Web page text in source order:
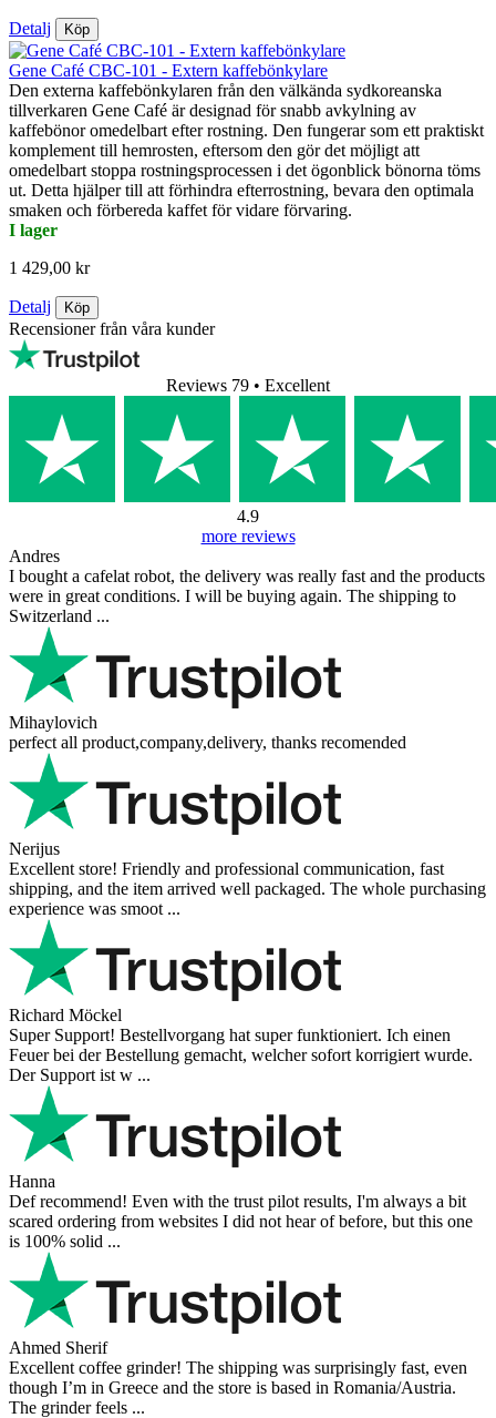
Detalj Köp
Gene Café CBC-101 - Extern kaffebönkylare
Den externa kaffebönkylaren från den välkända sydkoreanska
tillverkaren Gene Café är designad för snabb avkylning av
kaffebönor omedelbart efter rostning. Den fungerar som ett praktiskt
komplement till hemrosten, eftersom den gör det möjligt att
omedelbart stoppa rostningsprocessen i det ögonblick bönorna töms
ut. Detta hjälper till att förhindra efterrostning, bevara den optimala
smaken och förbereda kaffet för vidare förvaring.
I lager
1 429,00 kr
Detalj Köp
Recensioner från våra kunder
Reviews 79 • Excellent
4.9
more reviews
Andres
I bought a cafelat robot, the delivery was really fast and the products
were in great conditions. I will be buying again. The shipping to
Switzerland ...
Mihaylovich
perfect all product,company,delivery, thanks recomended
Nerijus
Excellent store! Friendly and professional communication, fast
shipping, and the item arrived well packaged. The whole purchasing
experience was smoot ...
Richard Möckel
Super Support! Bestellvorgang hat super funktioniert. Ich einen
Feuer bei der Bestellung gemacht, welcher sofort korrigiert wurde.
Der Support ist w ...
Hanna
Def recommend! Even with the trust pilot results, I'm always a bit
scared ordering from websites I did not hear of before, but this one
is 100% solid ...
Ahmed Sherif
Excellent coffee grinder! The shipping was surprisingly fast, even
though I’m in Greece and the store is based in Romania/Austria.
The grinder feels ...